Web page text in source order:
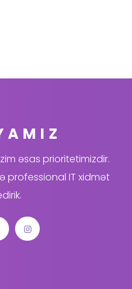
əsas prioritetimizdir.
professional IT xidmət